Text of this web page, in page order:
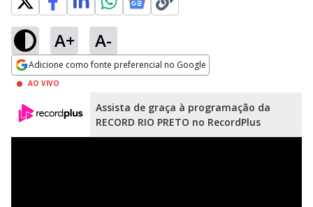
A+ A-
Adicione como fonte preferencial no Google
Opens in new window
AO VIVO
Assista de graça à programação da
RECORD RIO PRETO no RecordPlus